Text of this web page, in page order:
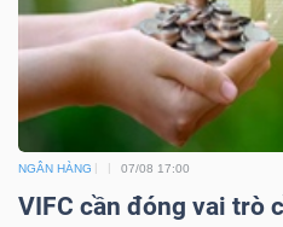
NGÂN HÀNG 07/08 17:00
VIFC cần đóng vai trò